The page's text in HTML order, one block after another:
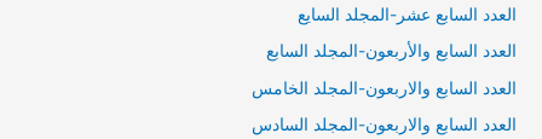
العدد السابع عشر-المجلد السايع
العدد السابع والأربعون-المجلد السابع
العدد السابع والاربعون-المجلد الخامس
العدد السابع والاربعون-المجلد السادس